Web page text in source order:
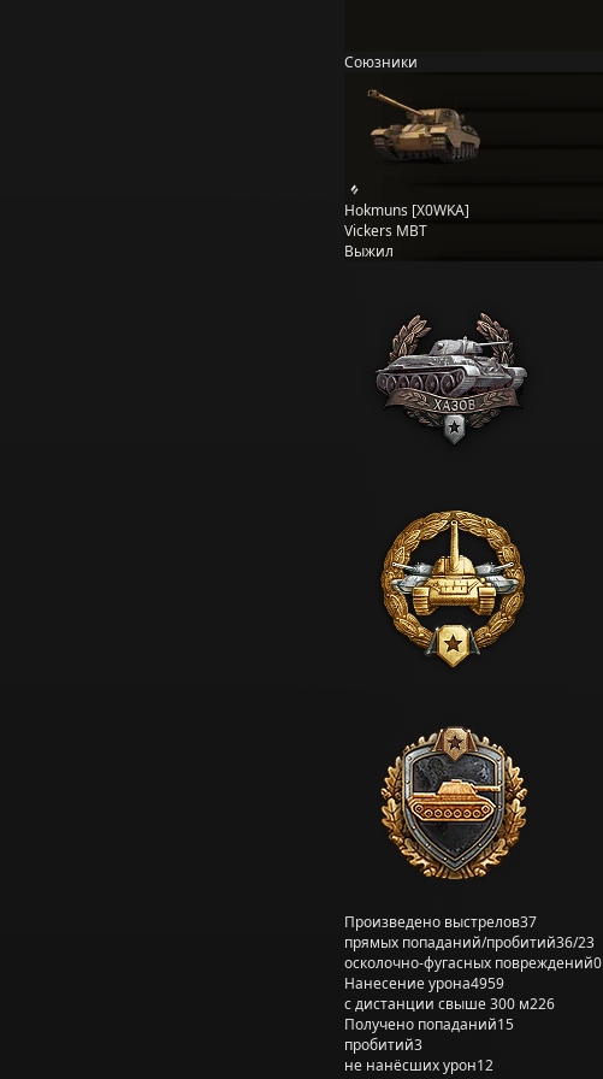
Союзники
Hokmuns [X0WKA]
Vickers MBT
Выжил
Произведено выстрелов37
прямых попаданий/пробитий36/23
осколочно-фугасных повреждений0
Нанесение урона4959
с дистанции свыше 300 м226
Получено попаданий15
пробитий3
не нанёсших урон12